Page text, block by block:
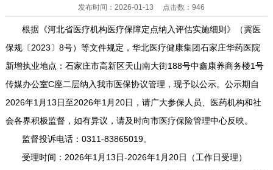
发布时间：2026-01-13 点击数： 946
根据《河北省医疗机构医疗保障定点纳入评估实施细则》（冀医
保规〔2023〕8号）等文件规定，华北医疗健康集团石家庄华药医院
新增执业地点：石家庄市高新区天山南大街188号中鑫康养商务楼1号
传媒办公室C座二层纳入我市医保协议管理，现予以公示。公示期自
2026年1月13日至2026年1月20日，请广大参保人员、医药机构和社
会各界积极监督，如有异议，请及时向市医疗保险管理中心反映。
监督投诉电话：0311-83865019。
受理时间：2026年1月13日-2026年1月20日（工作日受理）